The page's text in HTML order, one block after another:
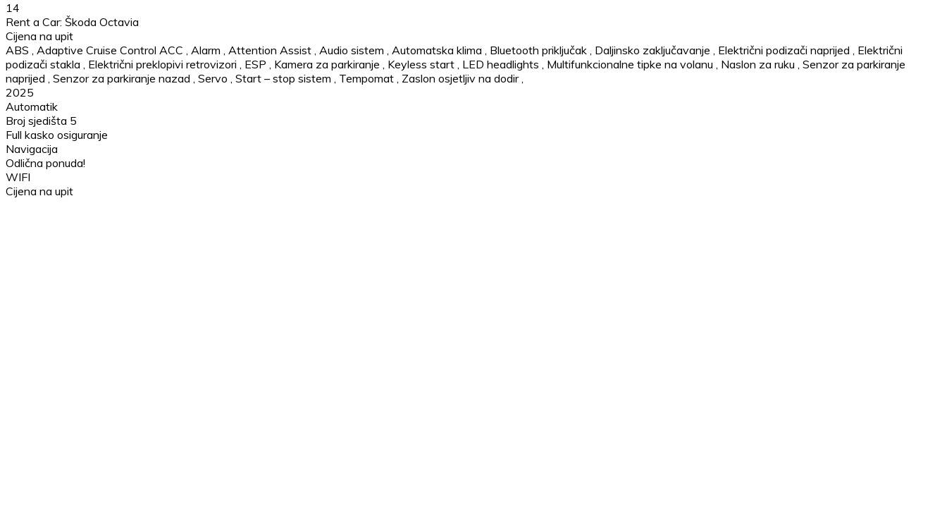
14
Rent a Car: Škoda Octavia
Cijena na upit
ABS , Adaptive Cruise Control ACC , Alarm , Attention Assist , Audio sistem , Automatska klima , Bluetooth priključak , Daljinsko zaključavanje , Električni podizači naprijed , Električni
podizači stakla , Električni preklopivi retrovizori , ESP , Kamera za parkiranje , Keyless start , LED headlights , Multifunkcionalne tipke na volanu , Naslon za ruku , Senzor za parkiranje
naprijed , Senzor za parkiranje nazad , Servo , Start – stop sistem , Tempomat , Zaslon osjetljiv na dodir ,
2025
Automatik
Broj sjedišta 5
Full kasko osiguranje
Navigacija
Odlična ponuda!
WIFI
Cijena na upit